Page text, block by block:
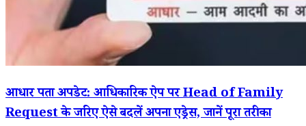
आधार पता अपडेट: आधिकारिक ऐप पर Head of Family
Request के जरिए ऐसे बदलें अपना एड्रेस, जानें पूरा तरीका